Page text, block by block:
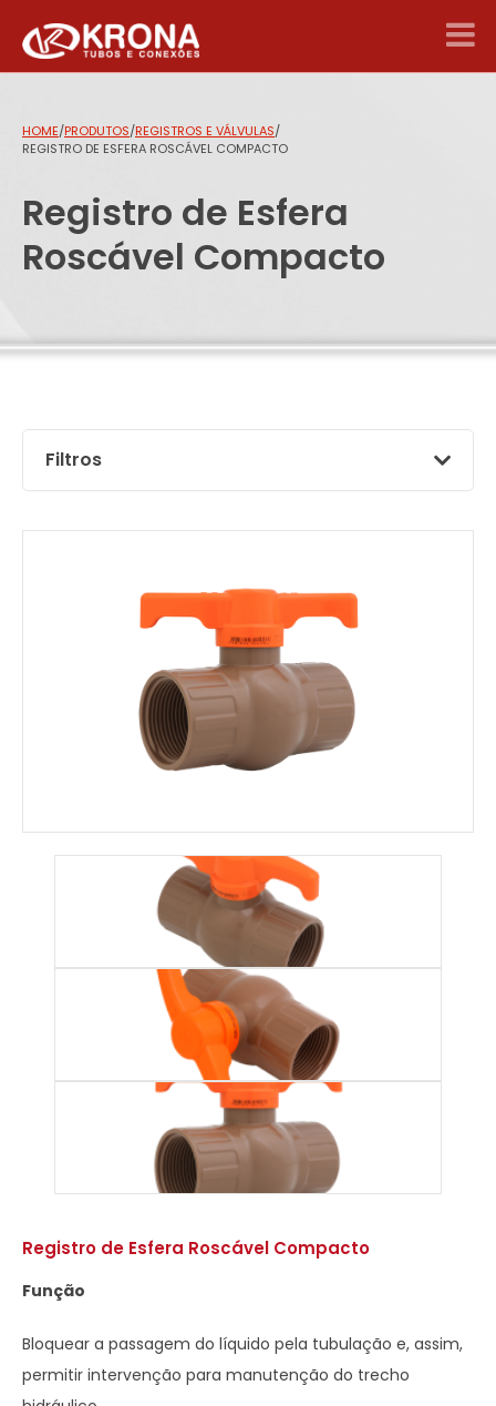
HOME/PRODUTOS/REGISTROS E VÁLVULAS/
REGISTRO DE ESFERA ROSCÁVEL COMPACTO
Registro de Esfera
Roscável Compacto
Filtros
Registro de Esfera Roscável Compacto
Função
Bloquear a passagem do líquido pela tubulação e, assim,
permitir intervenção para manutenção do trecho